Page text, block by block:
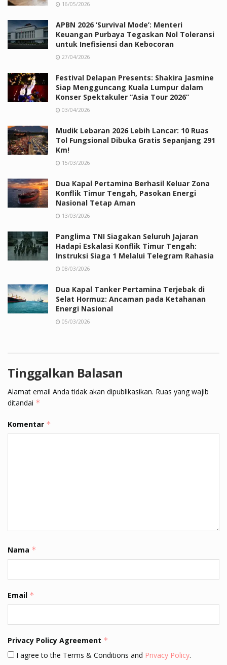
16/05/2026
APBN 2026 ‘Survival Mode’: Menteri
Keuangan Purbaya Tegaskan Nol Toleransi
untuk Inefisiensi dan Kebocoran
27/04/2026
Festival Delapan Presents: Shakira Jasmine
Siap Mengguncang Kuala Lumpur dalam
Konser Spektakuler “Asia Tour 2026”
03/04/2026
Mudik Lebaran 2026 Lebih Lancar: 10 Ruas
Tol Fungsional Dibuka Gratis Sepanjang 291
Km!
15/03/2026
Dua Kapal Pertamina Berhasil Keluar Zona
Konflik Timur Tengah, Pasokan Energi
Nasional Tetap Aman
13/03/2026
Panglima TNI Siagakan Seluruh Jajaran
Hadapi Eskalasi Konflik Timur Tengah:
Instruksi Siaga 1 Melalui Telegram Rahasia
08/03/2026
Dua Kapal Tanker Pertamina Terjebak di
Selat Hormuz: Ancaman pada Ketahanan
Energi Nasional
05/03/2026
Tinggalkan Balasan
Alamat email Anda tidak akan dipublikasikan. Ruas yang wajib
ditandai *
Komentar *
Nama *
Email *
Privacy Policy Agreement *
I agree to the Terms & Conditions and Privacy Policy.